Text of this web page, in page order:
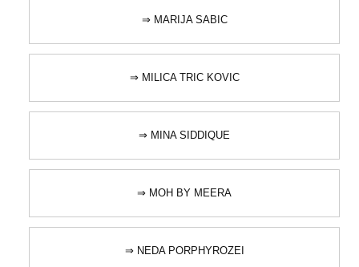
⇒ MARIJA SABIC
⇒ MILICA TRIC KOVIC
⇒ MINA SIDDIQUE
⇒ MOH BY MEERA
⇒ NEDA PORPHYROZEI